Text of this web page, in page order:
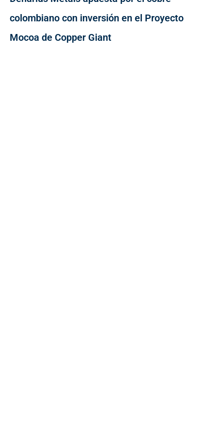
colombiano con inversión en el Proyecto
Mocoa de Copper Giant